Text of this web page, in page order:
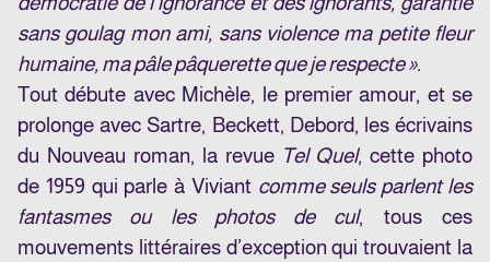
sans goulag mon ami, sans violence ma petite fleur
humaine, ma pâle pâquerette que je respecte ».
Tout débute avec Michèle, le premier amour, et se
prolonge avec Sartre, Beckett, Debord, les écrivains
du Nouveau roman, la revue Tel Quel, cette photo
de 1959 qui parle à Viviant comme seuls parlent les
fantasmes ou les photos de cul, tous ces
mouvements littéraires d’exception qui trouvaient la